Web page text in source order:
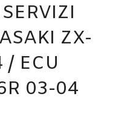
ZX-
ECU
03-04